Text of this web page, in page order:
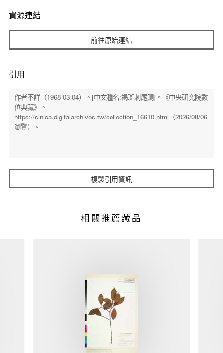
資源連結
前往原始連結
引用
複製引用資訊
相關推薦藏品